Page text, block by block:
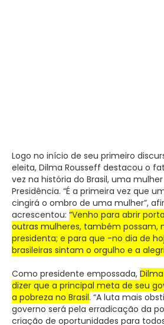
Logo no início de seu primeiro
eleita, Dilma Rousseff destacou o
vez na história do Brasil, uma
Presidência. “É a primeira vez que
cingirá o ombro de uma mulher”,
acrescentou: “Venho para abrir
outras mulheres, também possam,
presidenta; e para que -no dia de
brasileiras sintam o orgulho e a
Como presidente empossada,
dizer que a principal meta de seu
a pobreza no Brasil. “A luta mais
governo será pela erradicação da
criação de oportunidades para